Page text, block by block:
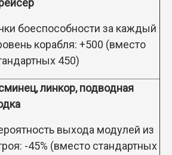
боеспособности за каждый
корабля: +500 (вместо
450)
линкор, подводная
выхода модулей из
-45% (вместо стандартных